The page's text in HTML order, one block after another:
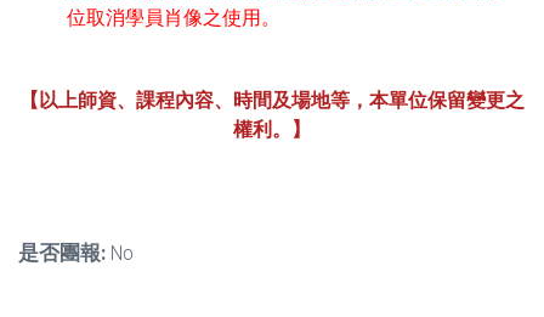
位取消學員肖像之使用。
【以上師資、課程內容、時間及場地等，本單位保留變更之
權利。】
是否團報: No